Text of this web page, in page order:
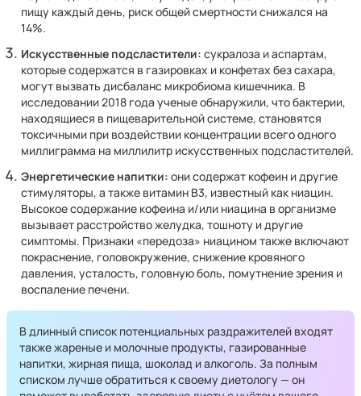
пищу каждый день, риск общей смертности снижался на
14%.
Искусственные подсластители: сукралоза и аспартам,
которые содержатся в газировках и конфетах без сахара,
могут вызвать дисбаланс микробиома кишечника. В
исследовании 2018 года ученые обнаружили, что бактерии,
находящиеся в пищеварительной системе, становятся
токсичными при воздействии концентрации всего одного
миллиграмма на миллилитр искусственных подсластителей.
Энергетические напитки: они содержат кофеин и другие
стимуляторы, а также витамин B3, известный как ниацин.
Высокое содержание кофеина и/или ниацина в организме
вызывает расстройство желудка, тошноту и другие
симптомы. Признаки «передоза» ниацином также включают
покраснение, головокружение, снижение кровяного
давления, усталость, головную боль, помутнение зрения и
воспаление печени.
В длинный список потенциальных раздражителей входят
также жареные и молочные продукты, газированные
напитки, жирная пища, шоколад и алкоголь. За полным
списком лучше обратиться к своему диетологу — он